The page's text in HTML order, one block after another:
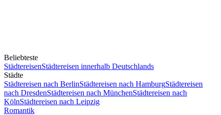
Beliebteste
StädtereisenStädtereisen innerhalb Deutschlands
Städte
Städtereisen nach BerlinStädtereisen nach HamburgStädtereisen
nach DresdenStädtereisen nach MünchenStädtereisen nach
KölnStädtereisen nach Leipzig
Romantik